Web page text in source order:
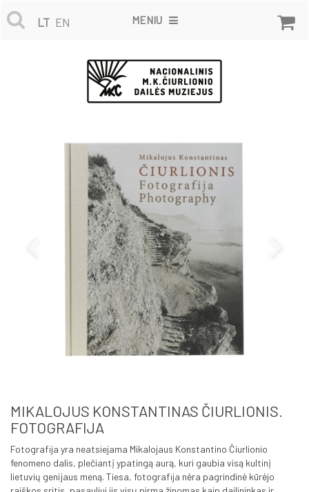
LT EN MENIU
MIKALOJUS KONSTANTINAS ČIURLIONIS.
FOTOGRAFIJA
Fotografija yra neatsiejama Mikalojaus Konstantino Čiurlionio
fenomeno dalis, plečiantį ypatingą aurą, kuri gaubia visą kultinį
lietuvių genijaus meną. Tiesa, fotografija nėra pagrindinė kūrėjo